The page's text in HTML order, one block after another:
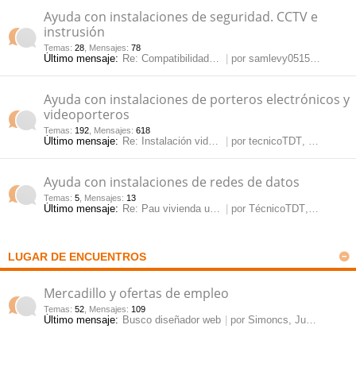
Ayuda con instalaciones de seguridad. CCTV e
instrusión
Temas: 28 Mensajes: 78
Último mensaje: Re: Compatibilidad NVR onvif … por samlevy0515, Jue
Ayuda con instalaciones de porteros electrónicos y
videoporteros
Temas: 192 Mensajes: 618
Último mensaje: Re: Instalación videoportero … por tecnicoTDT, Mar Jul 28, 2026 10:54 am
Ayuda con instalaciones de redes de datos
Temas: 5 Mensajes: 13
Último mensaje: Re: Pau vivienda unifamiliar por TécnicoTDT, Vie Mar 15, 2024 11:54 am
LUGAR DE ENCUENTROS
Mercadillo y ofertas de empleo
Temas: 52 Mensajes: 109
Último mensaje: Busco diseñador web por Simoncs, Jue Mar 12, 2026 3:10 pm